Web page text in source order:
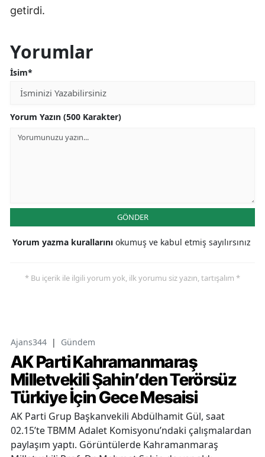
getirdi.
Yorumlar
İsim*
Yorum Yazın (500 Karakter)
GÖNDER
Yorum yazma kurallarını okumuş ve kabul etmiş sayılırsınız
* Bu içerik ile ilgili yorum yok, ilk yorumu siz yazın, tartışalım *
Ajans344 | Gündem
AK Parti Kahramanmaraş
Milletvekili Şahin’den Terörsüz
Türkiye İçin Gece Mesaisi
AK Parti Grup Başkanvekili Abdülhamit Gül, saat
02.15’te TBMM Adalet Komisyonu’ndaki çalışmalardan
paylaşım yaptı. Görüntülerde Kahramanmaraş